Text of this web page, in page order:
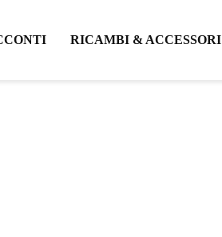
RICAMBI & ACCESSORI